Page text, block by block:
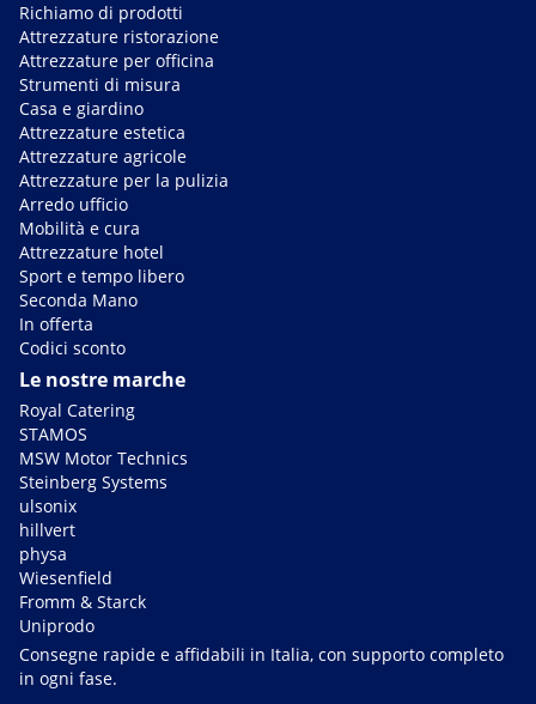
Richiamo di prodotti
Attrezzature ristorazione
Attrezzature per officina
Strumenti di misura
Casa e giardino
Attrezzature estetica
Attrezzature agricole
Attrezzature per la pulizia
Arredo ufficio
Mobilità e cura
Attrezzature hotel
Sport e tempo libero
Seconda Mano
In offerta
Codici sconto
Le nostre marche
Royal Catering
STAMOS
MSW Motor Technics
Steinberg Systems
ulsonix
hillvert
physa
Wiesenfield
Fromm & Starck
Uniprodo
Consegne rapide e affidabili in Italia, con supporto completo
in ogni fase.